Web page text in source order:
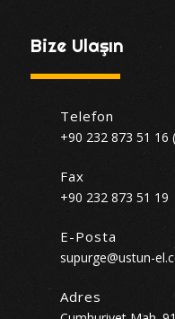
Bize Ulaşın
Telefon
+90 232 873 51 16
Fax
+90 232 873 51 19
E-Posta
supurge@ustun-
Adres